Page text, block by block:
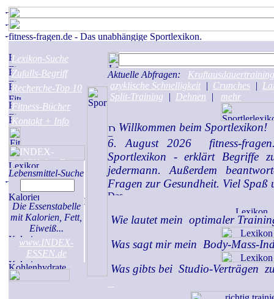
Lexikon-Suche
Zufalls-Begriff
Recherche-Top 10
Fitness-Bücher
Kontakt + Info
Lebensmittel-Suche
Die Essenstabelle
mit Kalorien, Fett,
Eiweiß...
www.INDEX-
ESSEN.de
Aktuelle Abfragen: Kraftausdauertraining
azyklische Schnelligkeit | Crunches |
Split-Training
| Dehnen | mehr
Willkommen beim Sportlexikon!
6. August 2026 fitness-
Sportlexikon - erklärt Begriffe
jedermann. Außerdem
Fragen zur Gesundheit. Viel Spaß
Wie lautet mein optimaler
Was sagt mir mein Body-Mass-
Was gibts bei Studio-Verträgen